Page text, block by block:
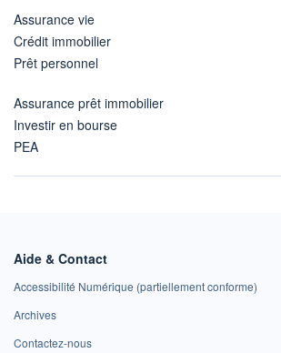
Assurance vie
Crédit immobilier
Prêt personnel
Assurance prêt immobilier
Investir en bourse
PEA
Aide & Contact
Accessibilité Numérique (partiellement conforme)
Archives
Contactez-nous